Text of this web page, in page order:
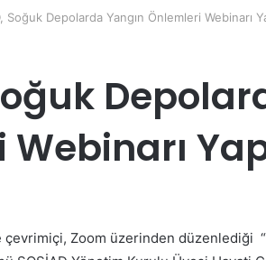
Soğuk Depolarda Yangın Önlemleri Webinarı
çevrimiçi, Zoom üzerinden düzenlediği